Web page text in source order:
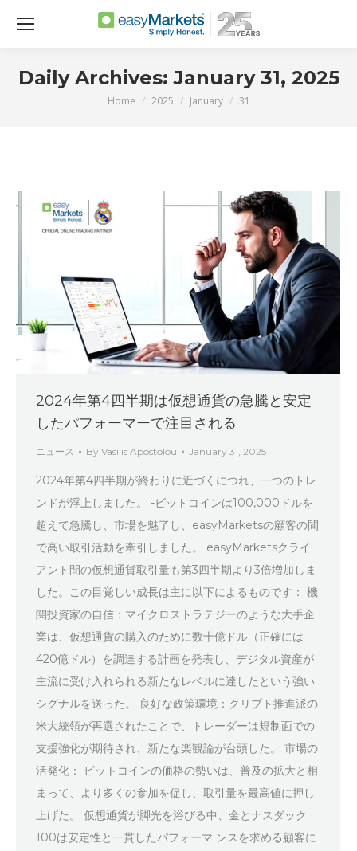
Daily Archives:January 31, 2025
You are here:
Home 2025 January 31
2024年第4四半期は仮想通貨の急騰と安定
したパフォーマーで注目される
ニュース By Vasilis Apostolou January 31, 2025
2024年第4四半期が終わりに近づくにつれ、一つのトレ
ンドが浮上しました。 -ビットコインは100,000ドルを
超えて急騰し、市場を魅了し、easyMarketsの顧客の間
で高い取引活動を牽引しました。 easyMarketsクライ
アント間の仮想通貨取引量も第3四半期より3倍増加しま
した。この目覚しい成長は主に以下によるものです： 機
関投資家の自信：マイクロストラテジーのような大手企
業は、仮想通貨の購入のために数十億ドル（正確には
420億ドル）を調達する計画を発表し、デジタル資産が
主流に受け入れられる新たなレベルに達したという強い
シグナルを送った。 良好な政策環境：クリプト推進派の
米大統領が再選されたことで、トレーダーは規制面での
支援強化が期待され、新たな楽観論が台頭した。 市場の
活発化： ビットコインの価格の勢いは、普及の拡大と相
まって、より多くの参加を促し、取引量を最高値に押し
上げた。 仮想通貨が脚光を浴びる中、金とナスダック
100は安定性と一貫したパフォーマ ンスを求める顧客に